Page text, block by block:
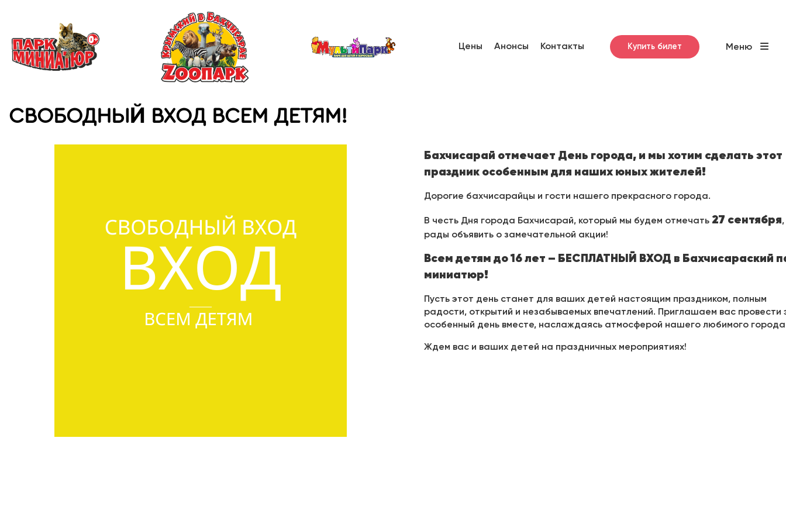
Цены Анонсы Контакты Купить билет Меню
СВОБОДНЫЙ ВХОД ВСЕМ ДЕТЯМ!
Бахчисарай отмечает День города, и мы хотим сделать этот
праздник особенным для наших юных жителей!
Дорогие бахчисарайцы и гости нашего прекрасного города.
В честь Дня города Бахчисарай, который мы будем отмечать 27 сентября
рады объявить о замечательной акции!
Всем детям до 16 лет – БЕСПЛАТНЫЙ ВХОД в Бахчисараский
миниатюр!
Пусть этот день станет для ваших детей настоящим праздником, полным
радости, открытий и незабываемых впечатлений. Приглашаем вас провести
особенный день вместе, наслаждаясь атмосферой нашего любимого
Ждем вас и ваших детей на праздничных мероприятиях!